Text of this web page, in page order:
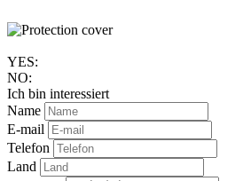
YES:
NO:
Ich bin interessiert
Name
E-mail
Telefon
Land